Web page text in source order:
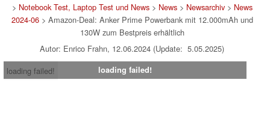
> Notebook Test, Laptop Test und News> News> Newsarchiv> News
2024-06> Amazon-Deal: Anker Prime Powerbank mit 12.000mAh und
130W zum Bestpreis erhältlich
Autor: Enrico Frahn, 12.06.2024 (Update: 5.05.2025)
loading failed!
loading failed!